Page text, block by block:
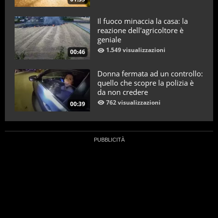
00:46
Il fuoco minaccia la casa: la
reazione dell'agricoltore è
geniale
1.549 visualizzazioni
00:39
Donna fermata ad un controllo:
quello che scopre la polizia è
da non credere
762 visualizzazioni